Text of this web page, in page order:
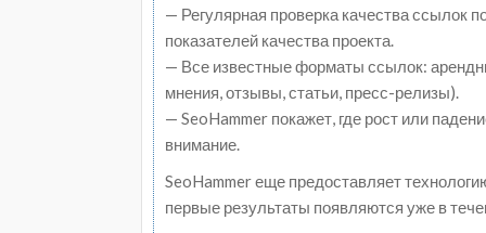
— Регулярная проверка качества ссылок
показателей качества проекта.
— Все известные форматы ссылок:
мнения, отзывы, статьи, пресс-релизы).
— SeoHammer покажет, где рост или
внимание.
SeoHammer еще предоставляет
первые результаты появляются уже в